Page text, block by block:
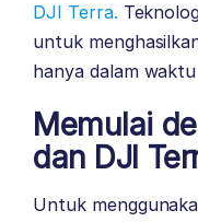
DJI Terra.
untuk
hanya dalam
Memulai
dan DJI
Untuk